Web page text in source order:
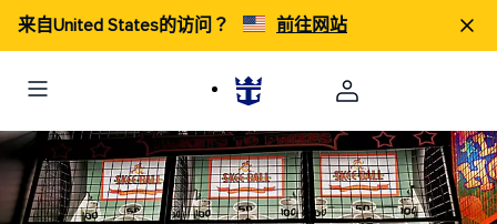
来自United States的访问？ 前往网站